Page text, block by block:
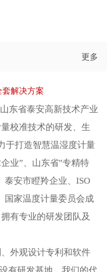
更多
解决方案
东省泰安高新技术产业
校准技术的研发、生
于打造智慧温湿度计量
业”、山东省"专精特
泰安市瞪羚企业、ISO
国家温度计量委员会成
有专业的研发团队及
外观设计专利和软件